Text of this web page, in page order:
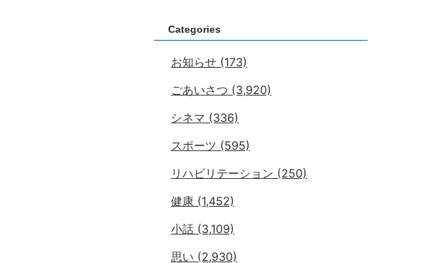
Categories
お知らせ (173)
ごあいさつ (3,920)
シネマ (336)
スポーツ (595)
リハビリテーション (250)
健康 (1,452)
小話 (3,109)
思い (2,930)